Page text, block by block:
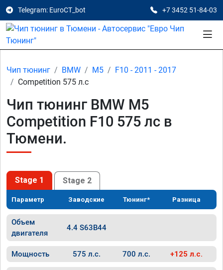
Telegram: EuroCT_bot +7 3452 51-84-03
Чип тюнинг BMW M5
F10 - 2011 - 2017
Competition 575 л.с
Чип тюнинг BMW M5
Competition F10 575 лс в
Тюмени.
Stage 1 Stage 2
Параметр Заводские Тюнинг* Разница
Объем
двигателя
4.4 S63B44
Мощность 575 л.с. 700 л.с. +125 л.с.